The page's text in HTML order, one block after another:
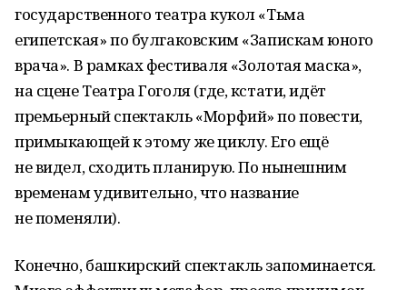
государственного театра кукол «Тьма
египетская» по булгаковским «Запискам юного
врача». В рамках фестиваля «Золотая маска»,
на сцене Театра Гоголя (где, кстати, идёт
премьерный спектакль «Морфий» по повести,
примыкающей к этому же циклу. Его ещё
не видел, сходить планирую. По нынешним
временам удивительно, что название
не поменяли).
Конечно, башкирский спектакль запоминается.